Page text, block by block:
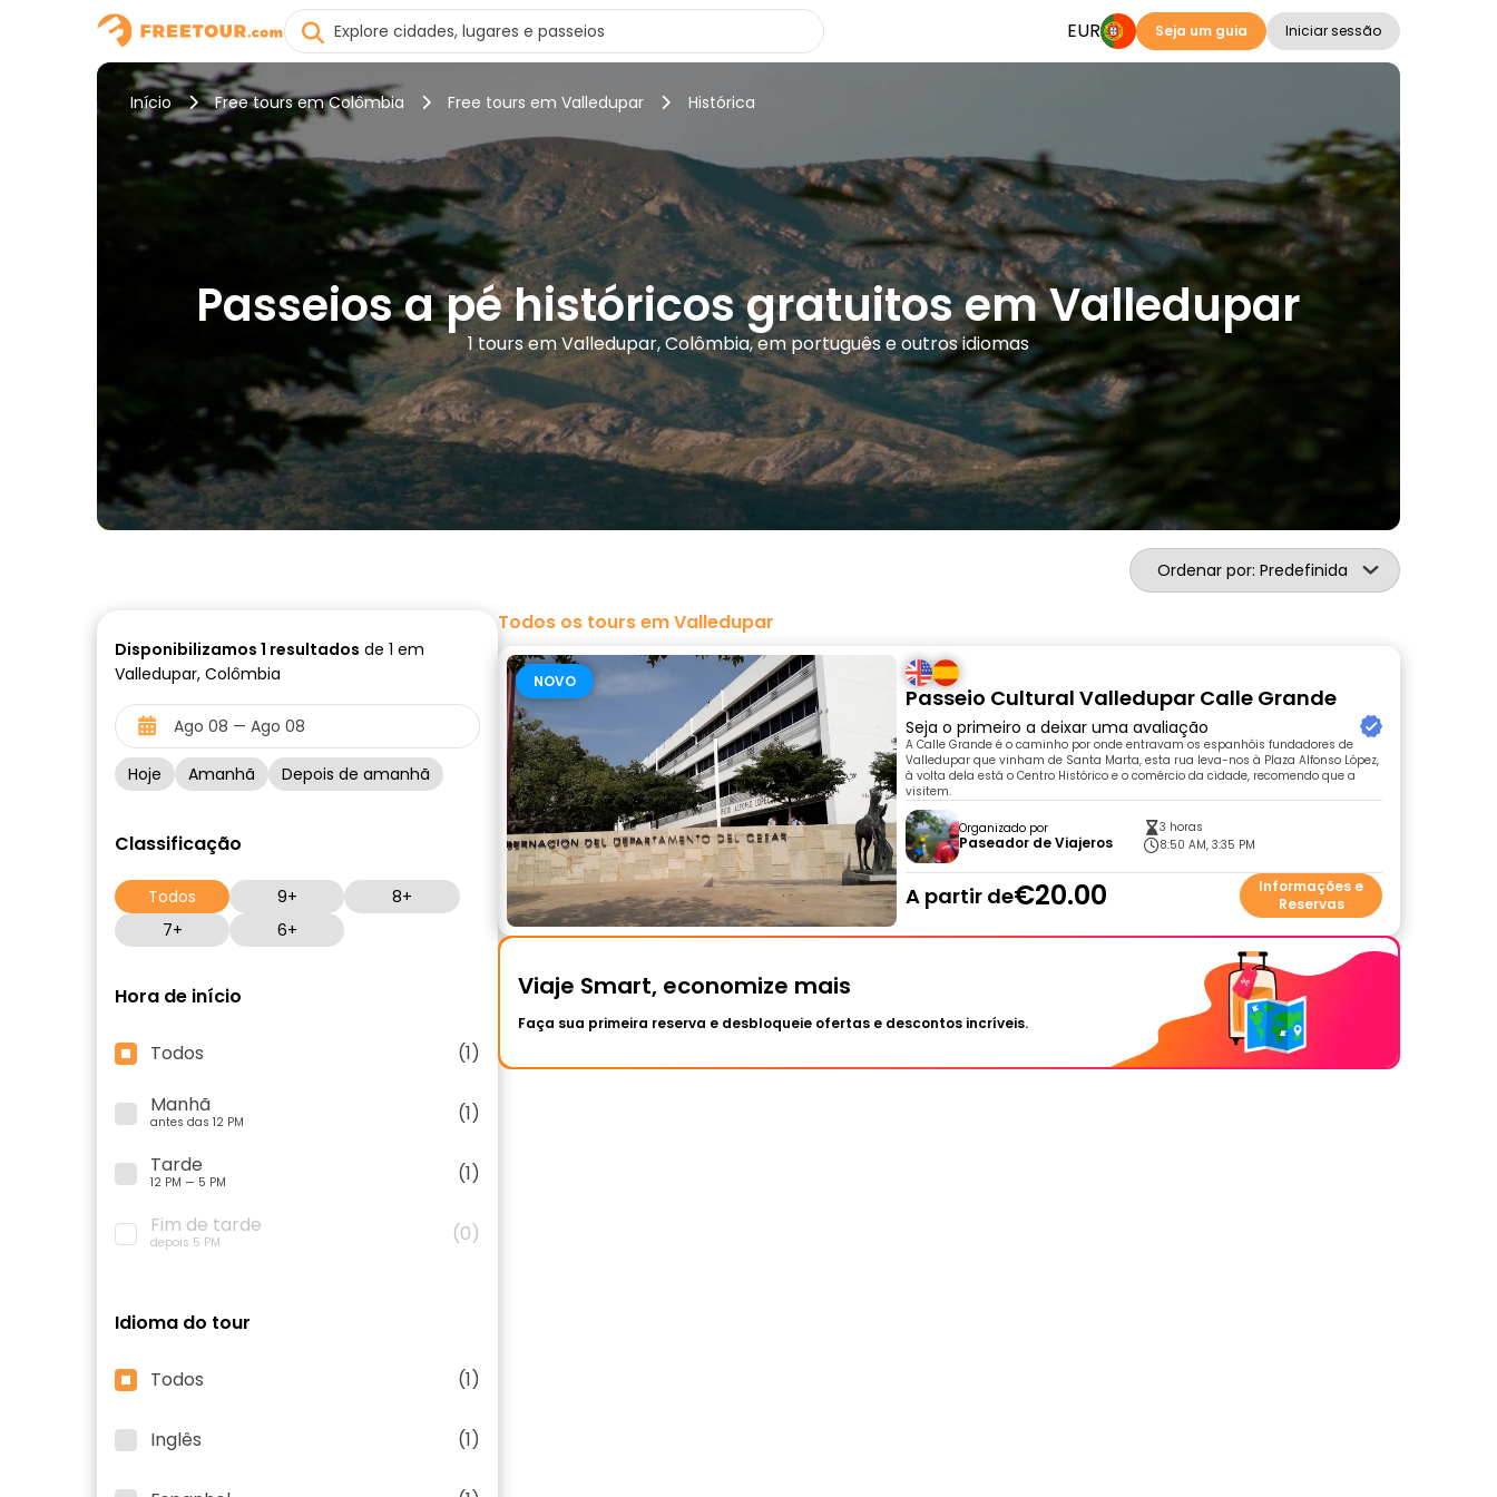
EUR Seja um guia Iniciar sessão
Início Free tours em Colômbia Free tours em Valledupar Histórica
Passeios a pé históricos gratuitos em Valledupar
1 tours em Valledupar, Colômbia, em português e outros idiomas
Ordenar por: Predefinida
Disponibilizamos 1 resultados de 1 em
Valledupar, Colômbia
Hoje Amanhã Depois de amanhã
Classificação
Todos 9+
8+
7+
6+
Hora de início
Todos
(1)
Manhã
antes das 12 PM
(1)
Tarde
12 PM — 5 PM
(1)
Fim de tarde
depois 5 PM (0)
Idioma do tour
Todos (1)
Inglês (1)
Todos os tours em Valledupar
NOVO
Passeio Cultural Valledupar Calle Grande
Seja o primeiro a deixar uma avaliação
A Calle Grande é o caminho por onde entravam os espanhóis fundadores de
Valledupar que vinham de Santa Marta, esta rua leva-nos à Plaza Alfonso López,
à volta dela está o Centro Histórico e o comércio da cidade, recomendo que a
visitem.
Organizado por
Paseador de Viajeros
3 horas
8:50 AM, 3:35 PM
A partir de€20.00
Informações e
Reservas
Viaje Smart, economize mais
Faça sua primeira reserva e desbloqueie ofertas e descontos incríveis.